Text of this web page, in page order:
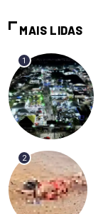
MAIS LIDAS
1
2